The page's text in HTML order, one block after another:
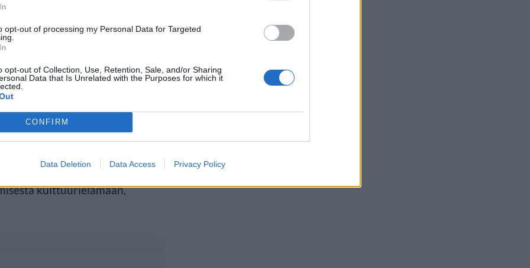
opt-out of processing my Personal Data for Targeted
opt-out of Collection, Use, Retention, Sale, and/or Sharing
Data that Is Unrelated with the Purposes for which it
CONFIRM
Data Deletion Data Access Privacy Policy
jo tuhansille katsojille,
tarina voidaan tuoda
lapsia kuin aikuisia,
TTT:n tulkinta on ollut
ja ennen
ja hirviö -näytelmä on niin
kulttuurielämään,